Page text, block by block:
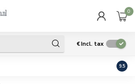
0
€Incl. tax
Geen
9.5